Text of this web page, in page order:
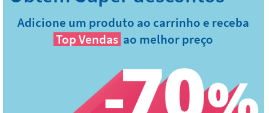
Adicione um produto ao carrinho e receba
Top Vendas ao melhor preço